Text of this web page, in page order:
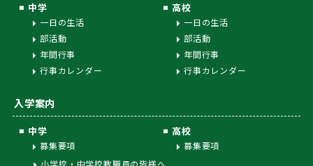
中学
一日の生活
部活動
年間行事
行事カレンダー
高校
一日の生活
部活動
年間行事
行事カレンダー
入学案内
中学
募集要項
高校
募集要項